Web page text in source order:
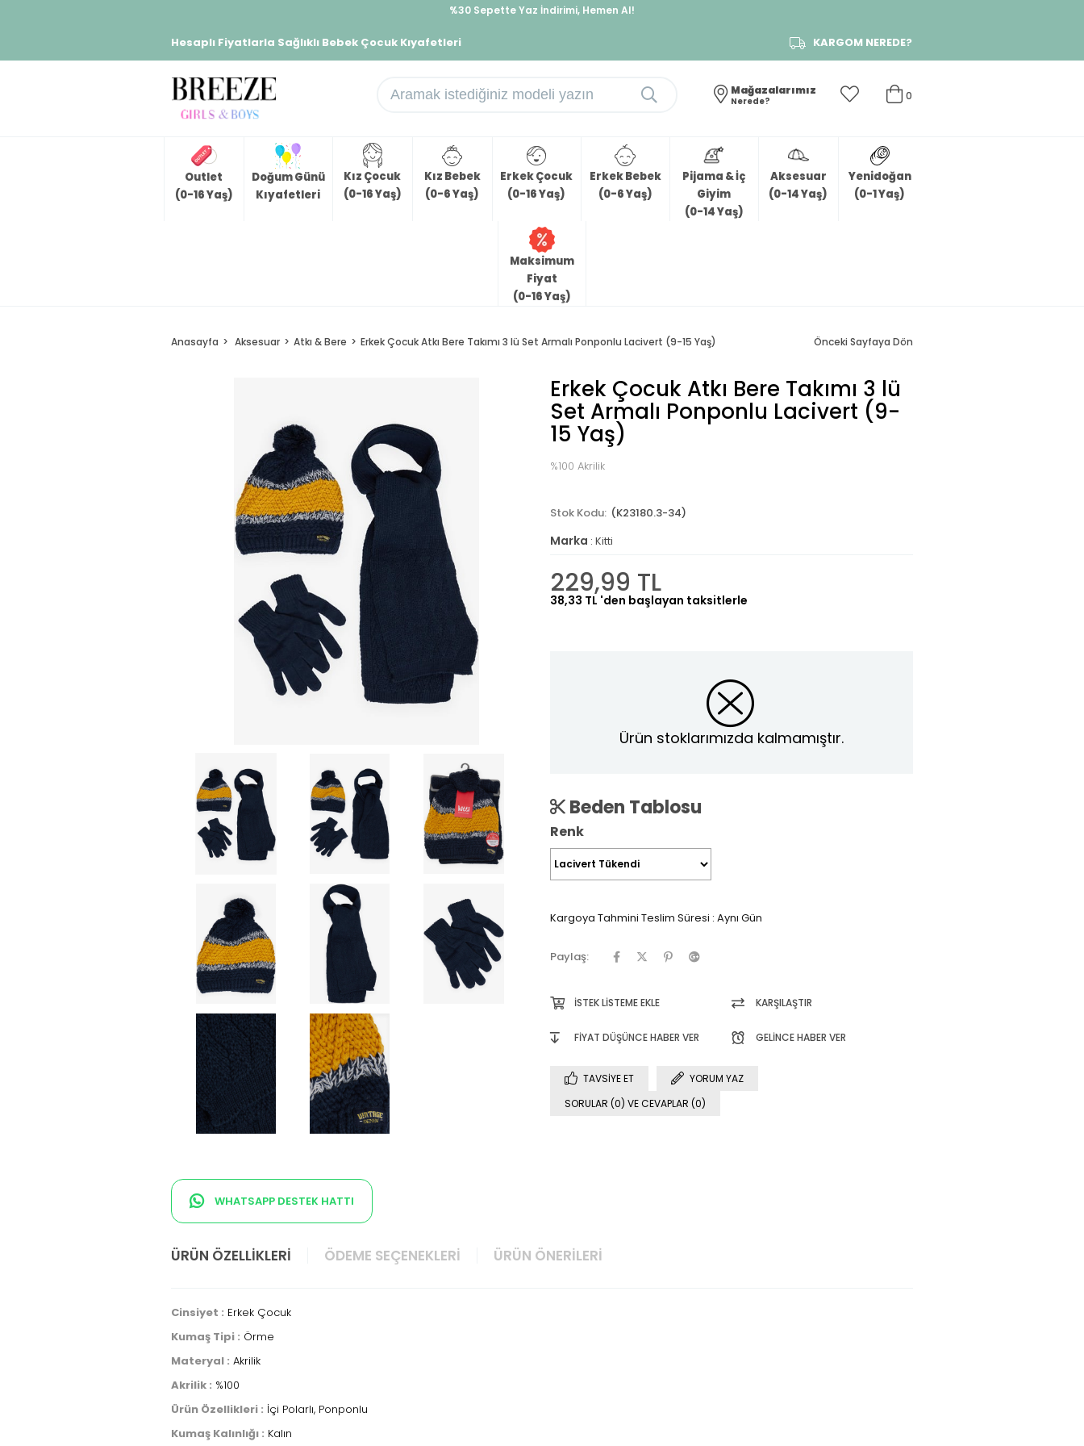
%30 Sepette Yaz İndirimi, Hemen Al!
Hesaplı Fiyatlarla Sağlıklı Bebek Çocuk Kıyafetleri KARGOM NEREDE?
0
Mağazalarımız
Nerede?
Outlet
(0-16 Yaş)
Doğum Günü
Kıyafetleri
Kız Çocuk
(0-16 Yaş)
Kız Bebek
(0-6 Yaş)
Erkek Çocuk
(0-16 Yaş)
Erkek Bebek
(0-6 Yaş)
Pijama & İç
Giyim
(0-14 Yaş)
Aksesuar
(0-14 Yaş)
Yenidoğan
(0-1 Yaş)
Maksimum
Fiyat
(0-16 Yaş)
Anasayfa Aksesuar Atkı & Bere Erkek Çocuk Atkı Bere Takımı 3 lü Set Armalı Ponponlu Lacivert (9-15 Yaş) Önceki Sayfaya Dön
WHATSAPP DESTEK HATTI
Erkek Çocuk Atkı Bere Takımı 3 lü
Set Armalı Ponponlu Lacivert (9-
15 Yaş)
%100 Akrilik
(K23180.3-34)
Marka : Kitti
229,99 TL
38,33 TL 'den başlayan taksitlerle
Ürün stoklarımızda kalmamıştır.
Beden Tablosu
Renk
Kargoya Tahmini Teslim Süresi : Aynı Gün
Paylaş:
İSTEK LISTEME EKLE KARŞILAŞTIR
FIYAT DÜŞÜNCE HABER VER GELINCE HABER VER
TAVSIYE ET
YORUM YAZ
SORULAR (0) VE CEVAPLAR (0)
ÜRÜN ÖZELLIKLERI ÖDEME SEÇENEKLERI ÜRÜN ÖNERILERI
Cinsiyet : Erkek Çocuk
Kumaş Tipi : Örme
Materyal : Akrilik
Akrilik : %100
Ürün Özellikleri : İçi Polarlı, Ponponlu
Kumaş Kalınlığı : Kalın